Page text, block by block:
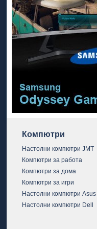
Компютри
Настолни компютри JMT
Компютри за работа
Компютри за дома
Компютри за игри
Настолни компютри Asus
Настолни компютри Dell